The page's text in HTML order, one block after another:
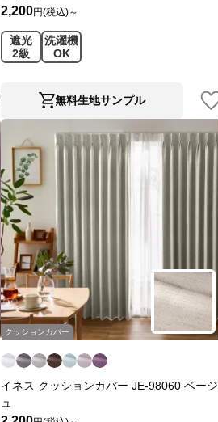
2,200円(税込)～
遮光
2級
洗濯機
OK
無料生地サンプル
クッションカバー
イネス クッションカバー JE-98060 ベージ
ュ